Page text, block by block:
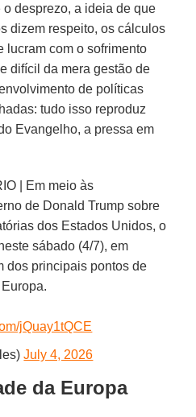
desprezo, a ideia de que
dizem respeito, os cálculos
lucram com o sofrimento
difícil da mera gestão de
de políticas
tudo isso reproduz
Evangelho, a pressa em
| Em meio às
de Donald Trump sobre
dos Estados Unidos, o
sábado (4/7), em
dos principais pontos de
jQuay1tQCE
July 4, 2026
da Europa